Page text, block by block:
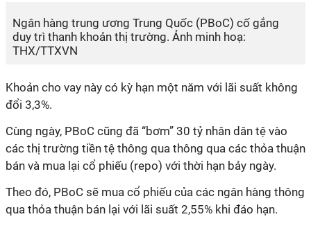
Ngân hàng trung ương Trung Quốc (PBoC) cố gắng
duy trì thanh khoản thị trường. Ảnh minh hoạ:
THX/TTXVN
Khoản cho vay này có kỳ hạn một năm với lãi suất không
đổi 3,3%.
Cùng ngày, PBoC cũng đã “bơm” 30 tỷ nhân dân tệ vào
các thị trường tiền tệ thông qua thông qua các thỏa thuận
bán và mua lại cổ phiếu (repo) với thời hạn bảy ngày.
Theo đó, PBoC sẽ mua cổ phiếu của các ngân hàng thông
qua thỏa thuận bán lại với lãi suất 2,55% khi đáo hạn.